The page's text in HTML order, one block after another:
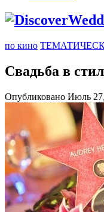
по кино
Свадьба в
Опубликовано Июль